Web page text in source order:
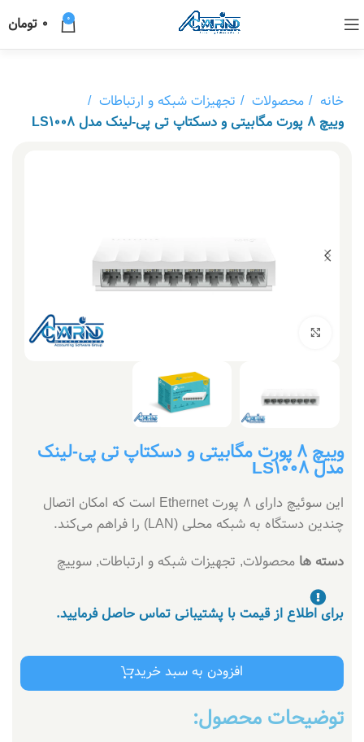
0
0 تومان
خانه محصولات
تجهیزات شبکه و ارتباطات
وییچ 8 پورت مگابیتی و دسکتاپ تی پی-لینک مدل LS1008
وییچ 8 پورت مگابیتی و دسکتاپ تی پی-لینک
مدل LS1008
این سوئیچ دارای 8 پورت Ethernet است که امکان اتصال
چندین دستگاه به شبکه محلی (LAN) را فراهم می‌کند.
دسته ها محصولات, تجهیزات شبکه و ارتباطات, سوییچ
برای اطلاع از قیمت با پشتیبانی تماس حاصل فرمایید.
افزودن به سبد خرید
توضیحات محصول: